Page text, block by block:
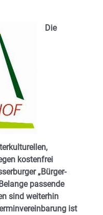
Die
kostenfrei
„Bürger-
passende
sind weiterhin
ist